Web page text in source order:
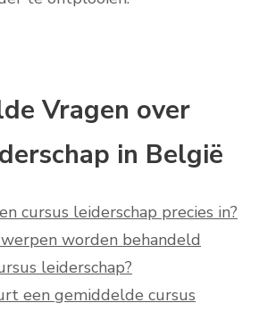
Vragen over
in België
cursus leiderschap precies in?
worden behandeld
leiderschap?
een gemiddelde cursus